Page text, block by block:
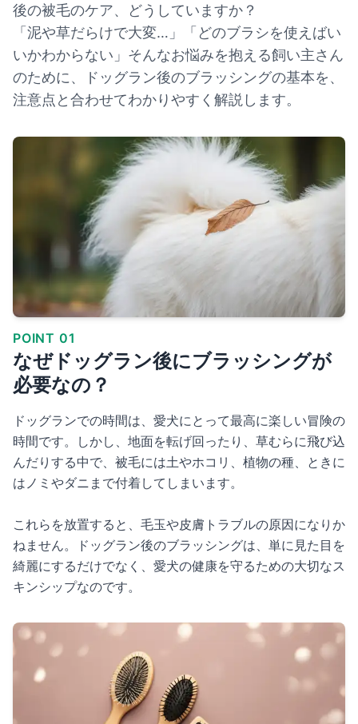
後の被毛のケア、どうしていますか？
「泥や草だらけで大変…」「どのブラシを使えばい
いかわからない」そんなお悩みを抱える飼い主さん
のために、ドッグラン後のブラッシングの基本を、
注意点と合わせてわかりやすく解説します。
POINT 01
なぜドッグラン後にブラッシングが
必要なの？
ドッグランでの時間は、愛犬にとって最高に楽しい冒険の
時間です。しかし、地面を転げ回ったり、草むらに飛び込
んだりする中で、被毛には土やホコリ、植物の種、ときに
はノミやダニまで付着してしまいます。
これらを放置すると、毛玉や皮膚トラブルの原因になりか
ねません。ドッグラン後のブラッシングは、単に見た目を
綺麗にするだけでなく、愛犬の健康を守るための大切なス
キンシップなのです。